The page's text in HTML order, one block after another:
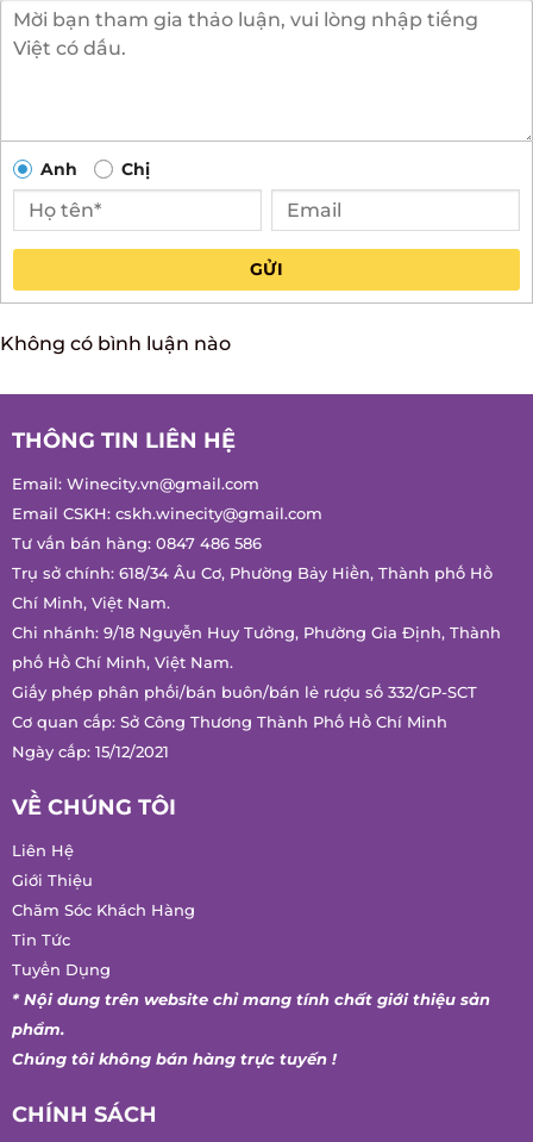
Anh Chị
GỬI
Không có bình luận nào
THÔNG TIN LIÊN HỆ
Winecity.vn@gmail.com
cskh.winecity@gmail.com
Tư vấn bán hàng:
Trụ sở chính: 618/34 Âu Cơ, Phường Bảy Hiền, Thành phố Hồ
Chí Minh, Việt Nam.
Chi nhánh: 9/18 Nguyễn Huy Tưởng, Phường Gia Định, Thành
phố Hồ Chí Minh, Việt Nam.
Giấy phép phân phối/bán buôn/bán lẻ rượu số 332/GP-SCT
Cơ quan cấp: Sở Công Thương Thành Phố Hồ Chí Minh
Ngày cấp: 15/12/2021
VỀ CHÚNG TÔI
Liên Hệ
Giới Thiệu
Chăm Sóc Khách Hàng
Tuyển Dụng
* Nội dung trên website chỉ mang tính chất giới thiệu sản
phẩm.
Chúng tôi không bán hàng trực tuyến !
CHÍNH SÁCH